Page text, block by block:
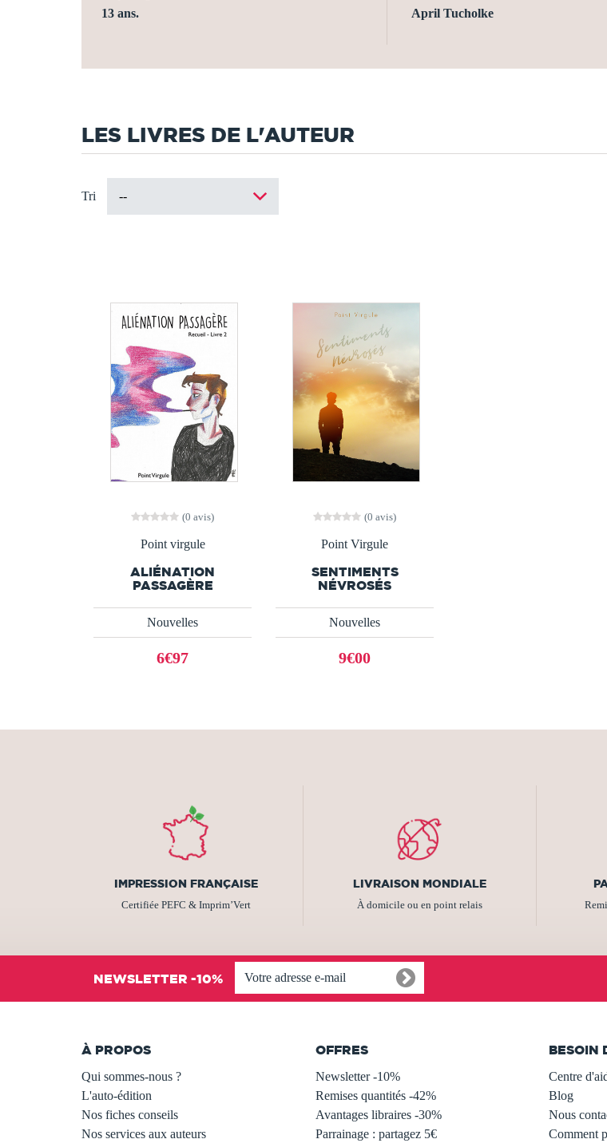
13 ans.
April Tucholke
LES LIVRES DE L'AUTEUR
Tri
(0 avis)
Point virgule
ALIÉNATION
PASSAGÈRE
Nouvelles
6€97
(0 avis)
Point Virgule
SENTIMENTS
NÉVROSÉS
Nouvelles
9€00
IMPRESSION FRANÇAISE
Certifiée PEFC & Imprim’Vert
LIVRAISON MONDIALE
À domicile ou en point relais
NEWSLETTER -10%
À PROPOS
Qui sommes-nous ?
L'auto-édition
Nos fiches conseils
Nos services aux auteurs
OFFRES
Newsletter -10%
Remises quantités -42%
Avantages libraires -30%
Parrainage : partagez 5€
BESOIN
Centre
Blog
Nous
Comment